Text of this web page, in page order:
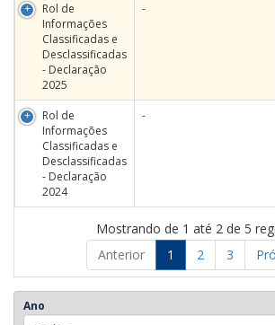
Rol de
Informações
Classificadas e
Desclassificadas
- Declaração
2025
-
Rol de
Informações
Classificadas e
Desclassificadas
- Declaração
2024
-
Mostrando de 1 até 2 de 5
Anterior
1 2 3
Ano